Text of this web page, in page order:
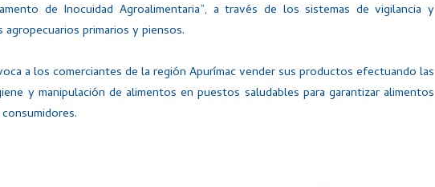
de Inocuidad Agroalimentaria”, a través de los sistemas de vigilancia y
primarios y piensos.
a los comerciantes de la región Apurímac vender sus productos efectuando las
y manipulación de alimentos en puestos saludables para garantizar alimentos